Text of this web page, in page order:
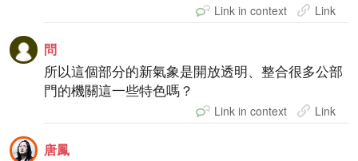
Link in context Link
問
所以這個部分的新氣象是開放透明、整合很多公部
門的機關這一些特色嗎？
Link in context Link
唐鳳